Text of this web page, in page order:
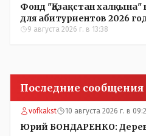
Фонд "Қазақстан
для абитуриентов 2026
9 августа 2026 г. в 13:38
Последние сообщения
vofkakst 10 августа 2026 г. в
Юрий БОНДАРЕНКО: